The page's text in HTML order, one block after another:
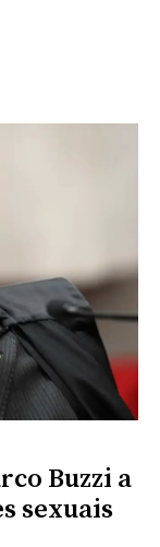
Buzzi a
sexuais